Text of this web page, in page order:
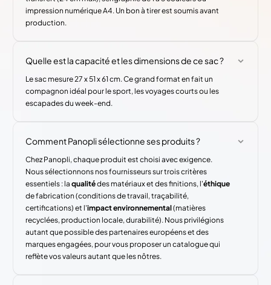
impression numérique A4. Un bon à tirer est soumis avant
production.
Quelle est la capacité et les dimensions de ce sac ?
Le sac mesure 27 x 51 x 61 cm. Ce grand format en fait un
compagnon idéal pour le sport, les voyages courts ou les
escapades du week-end.
Comment Panopli sélectionne ses produits ?
Chez Panopli, chaque produit est choisi avec exigence.
Nous sélectionnons nos fournisseurs sur trois critères
essentiels : laqualitédes matériaux et des finitions, l'éthique
de fabrication (conditions de travail, traçabilité,
certifications) et l'impact environnemental(matières
recyclées, production locale, durabilité). Nous privilégions
autant que possible des partenaires européens et des
marques engagées, pour vous proposer un catalogue qui
reflète vos valeurs autant que les nôtres.